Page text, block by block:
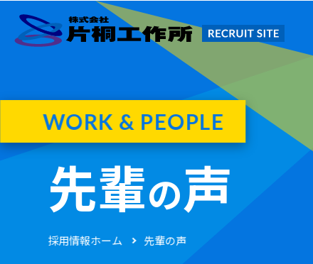
WORK & PEOPLE
先輩の声
採用情報ホーム 先輩の声